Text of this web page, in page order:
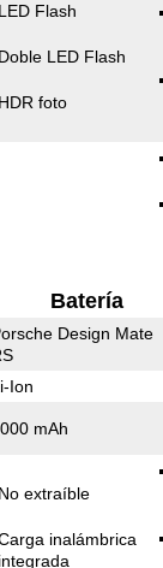
LED Flash
Doble LED Flash
HDR foto
Batería
Design Mate
Ion
mAh
No extraíble
inalámbrica
integrada